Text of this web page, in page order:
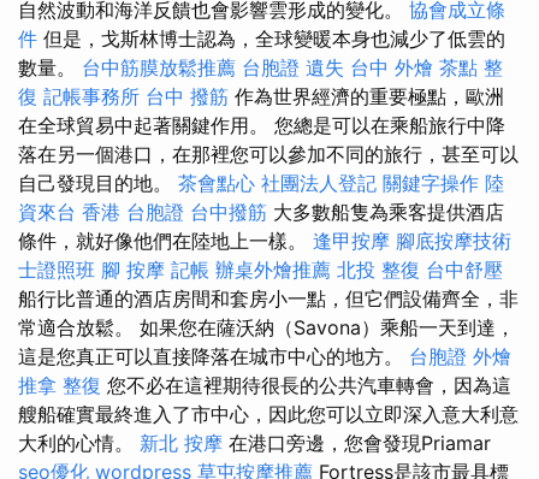
自然波動和海洋反饋也會影響雲形成的變化。 協會成立條
件 但是，戈斯林博士認為，全球變暖本身也減少了低雲的
數量。 台中筋膜放鬆推薦 台胞證 遺失 台中 外燴 茶點 整
復 記帳事務所 台中 撥筋 作為世界經濟的重要極點，歐洲
在全球貿易中起著關鍵作用。 您總是可以在乘船旅行中降
落在另一個港口，在那裡您可以參加不同的旅行，甚至可以
自己發現目的地。 茶會點心 社團法人登記 關鍵字操作 陸
資來台 香港 台胞證 台中撥筋 大多數船隻為乘客提供酒店
條件，就好像他們在陸地上一樣。 逢甲按摩 腳底按摩技術
士證照班 腳 按摩 記帳 辦桌外燴推薦 北投 整復 台中舒壓
船行比普通的酒店房間和套房小一點，但它們設備齊全，非
常適合放鬆。 如果您在薩沃納（Savona）乘船一天到達，
這是您真正可以直接降落在城市中心的地方。 台胞證 外燴
推拿 整復 您不必在這裡期待很長的公共汽車轉會，因為這
艘船確實最終進入了市中心，因此您可以立即深入意大利意
大利的心情。 新北 按摩 在港口旁邊，您會發現Priamar
seo優化 wordpress 草屯按摩推薦 Fortress是該市最具標